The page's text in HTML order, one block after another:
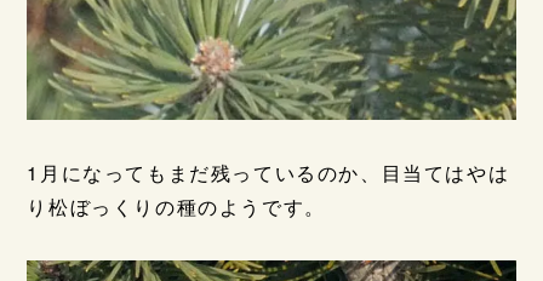
1月になってもまだ残っているのか、目当てはやは
り松ぼっくりの種のようです。